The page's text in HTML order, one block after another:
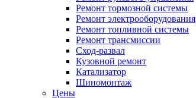
Ремонт тормозной системы
Ремонт электрооборудования
Ремонт топливной системы
Ремонт трансмиссии
Сход-развал
Кузовной ремонт
Катализатор
Шиномонтаж
Цены